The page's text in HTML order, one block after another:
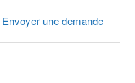
Envoyer une demande